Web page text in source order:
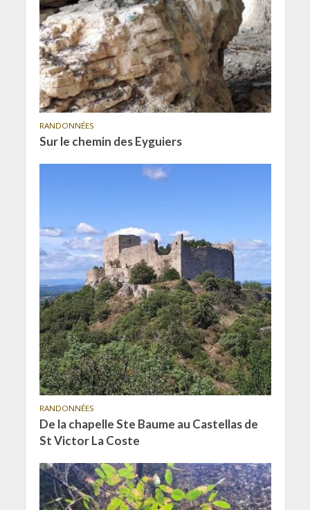
RANDONNÉES
Sur le chemin des Eyguiers
RANDONNÉES
De la chapelle Ste Baume au Castellas de
St Victor La Coste